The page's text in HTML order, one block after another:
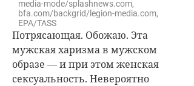
media-mode/splashnews.com,
bfa.com/backgrid/legion-media.com,
EPA/TASS
Потрясающая. Обожаю. Эта
мужская харизма в мужском
образе — и при этом женская
сексуальность. Невероятно